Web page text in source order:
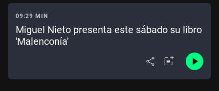
09:29 MIN
Miguel Nieto presenta este sábado su libro
'Malenconía'